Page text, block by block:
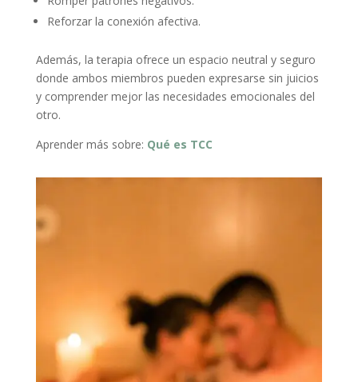
Reforzar la conexión afectiva.
Además, la terapia ofrece un espacio neutral y seguro
donde ambos miembros pueden expresarse sin juicios
y comprender mejor las necesidades emocionales del
otro.
Aprender más sobre: Qué es TCC